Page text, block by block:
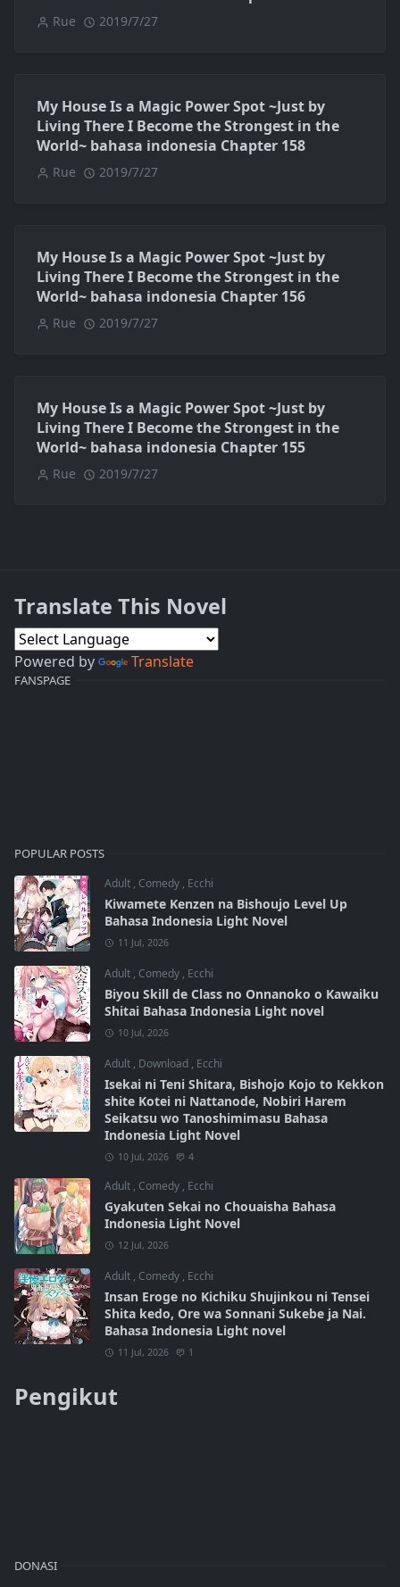
Rue 2019/7/27
My House Is a Magic Power Spot ~Just by
Living There I Become the Strongest in the
World~ bahasa indonesia Chapter 158
Rue 2019/7/27
My House Is a Magic Power Spot ~Just by
Living There I Become the Strongest in the
World~ bahasa indonesia Chapter 156
Rue 2019/7/27
My House Is a Magic Power Spot ~Just by
Living There I Become the Strongest in the
World~ bahasa indonesia Chapter 155
Rue 2019/7/27
Translate This Novel
Powered by Translate
FANSPAGE
POPULAR POSTS
Adult , Comedy , Ecchi
Kiwamete Kenzen na Bishoujo Level Up
Bahasa Indonesia Light Novel
11 Jul, 2026
Adult , Comedy , Ecchi
Biyou Skill de Class no Onnanoko o Kawaiku
Shitai Bahasa Indonesia Light novel
10 Jul, 2026
Adult , Download , Ecchi
Isekai ni Teni Shitara, Bishojo Kojo to Kekkon
shite Kotei ni Nattanode, Nobiri Harem
Seikatsu wo Tanoshimimasu Bahasa
Indonesia Light Novel
10 Jul, 2026 4
Adult , Comedy , Ecchi
Gyakuten Sekai no Chouaisha Bahasa
Indonesia Light Novel
12 Jul, 2026
Adult , Comedy , Ecchi
Insan Eroge no Kichiku Shujinkou ni Tensei
Shita kedo, Ore wa Sonnani Sukebe ja Nai.
Bahasa Indonesia Light novel
11 Jul, 2026 1
Pengikut
DONASI